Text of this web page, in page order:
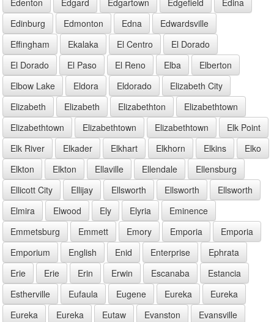
Edinburg
Edmonton Edna
Edwardsville
Effingham
Ekalaka El Centro
El Dorado
El Dorado
El Paso El Reno Elba
Elberton
Elbow Lake
Eldora Eldorado
Elizabeth City
Elizabeth
Elizabeth Elizabethton
Elizabethtown
Elizabethtown
Elizabethtown Elizabethtown
Elk Point
Elk River
Elkader Elkhart Elkhorn Elkins
Elko
Elkton
Elkton Ellaville Ellendale
Ellensburg
Ellicott City
Ellijay Ellsworth Ellsworth
Ellsworth
Elmira
Elwood Ely Elyria
Eminence
Emmetsburg
Emmett Emory Emporia
Emporia
Emporium
English Enid Enterprise
Ephrata
Erie
Erie Erin Erwin Escanaba
Estancia
Estherville
Eufaula Eugene Eureka
Eureka
Eureka
Eureka Eutaw Evanston Evansville